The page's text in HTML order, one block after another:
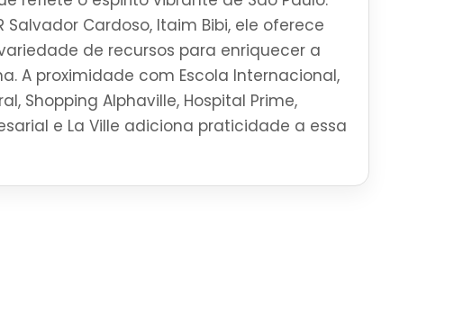
Salvador Cardoso, Itaim Bibi, ele oferece
de recursos para enriquecer a
A proximidade com Escola Internacional,
Shopping Alphaville, Hospital Prime,
e La Ville adiciona praticidade a essa